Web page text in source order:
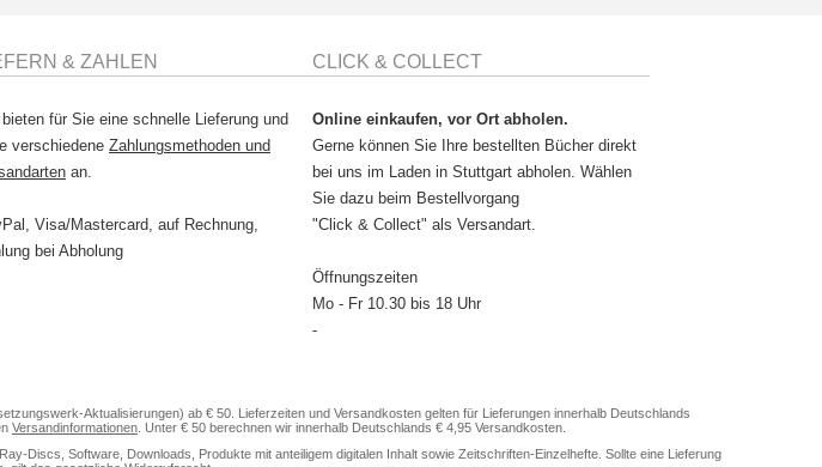
& ZAHLEN
für Sie eine schnelle Lieferung und
verschiedene Zahlungsmethoden und
an.
Visa/Mastercard, auf Rechnung,
bei Abholung
CLICK & COLLECT
Online einkaufen, vor Ort abholen.
Gerne können Sie Ihre bestellten Bücher direkt
bei uns im Laden in Stuttgart abholen. Wählen
Sie dazu beim Bestellvorgang
"Click & Collect" als Versandart.
Öffnungszeiten
Mo - Fr 10.30 bis 18 Uhr
-
Aktualisierungen) ab € 50. Lieferzeiten und Versandkosten gelten für Lieferungen innerhalb Deutschlands
Versandinformationen . Unter € 50 berechnen wir innerhalb Deutschlands € 4,95 Versandkosten.
Discs, Software, Downloads, Produkte mit anteiligem digitalen Inhalt sowie Zeitschriften-Einzelhefte. Sollte eine Lieferung